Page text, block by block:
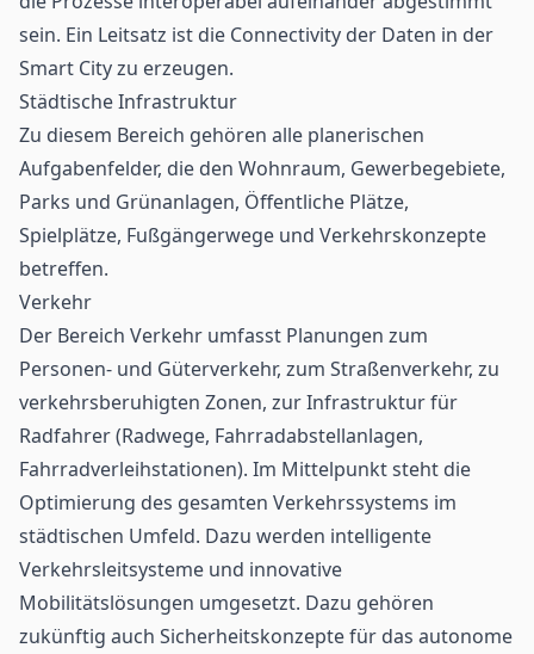
sein. Ein Leitsatz ist die Connectivity der Daten in der
Smart City zu erzeugen.
Städtische Infrastruktur
Zu diesem Bereich gehören alle planerischen
Aufgabenfelder, die den Wohnraum, Gewerbegebiete,
Parks und Grünanlagen, Öffentliche Plätze,
Spielplätze, Fußgängerwege und Verkehrskonzepte
betreffen.
Verkehr
Der Bereich Verkehr umfasst Planungen zum
Personen- und Güterverkehr, zum Straßenverkehr, zu
verkehrsberuhigten Zonen, zur Infrastruktur für
Radfahrer (Radwege, Fahrradabstellanlagen,
Fahrradverleihstationen). Im Mittelpunkt steht die
Optimierung des gesamten Verkehrssystems im
städtischen Umfeld. Dazu werden intelligente
Verkehrsleitsysteme und innovative
Mobilitätslösungen umgesetzt. Dazu gehören
zukünftig auch Sicherheitskonzepte für das autonome